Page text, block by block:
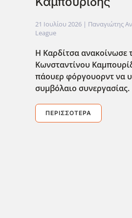
21 Ιουλίου 2026 | Παναγιώτης
League
Η Καρδίτσα ανακοίνωσε
Κωνσταντίνου
πάουερ φόργουορντ να
συμβόλαιο συνεργασίας.
ΠΕΡΙΣΣΌΤΕΡΑ